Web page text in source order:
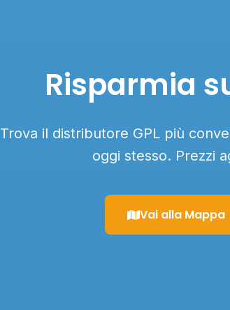
Risparmia
Trova il distributore GPL più
oggi stesso. Prezzi
Vai alla Mappa